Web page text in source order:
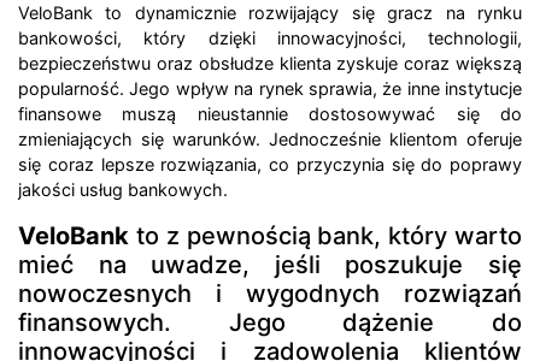
VeloBank to dynamicznie rozwijający się gracz na rynku
bankowości, który dzięki innowacyjności, technologii,
bezpieczeństwu oraz obsłudze klienta zyskuje coraz większą
popularność. Jego wpływ na rynek sprawia, że inne instytucje
finansowe muszą nieustannie dostosowywać się do
zmieniających się warunków. Jednocześnie klientom oferuje
się coraz lepsze rozwiązania, co przyczynia się do poprawy
jakości usług bankowych.
VeloBank to z pewnością bank, który warto
mieć na uwadze, jeśli poszukuje się
nowoczesnych i wygodnych rozwiązań
finansowych. Jego dążenie do
innowacyjności i zadowolenia klientów